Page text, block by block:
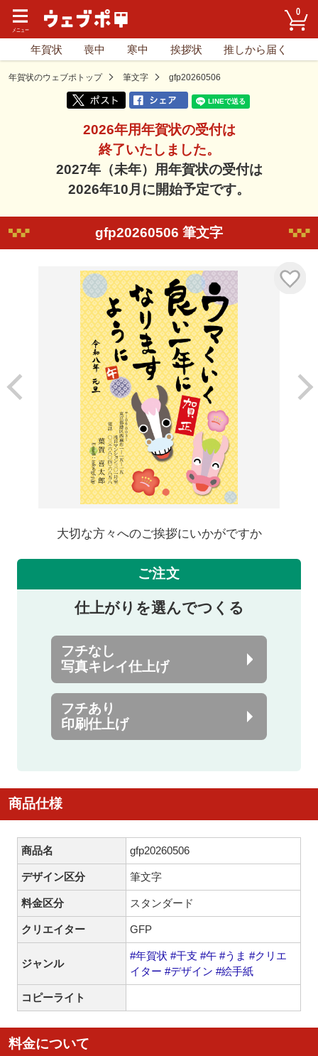
0
年賀状 喪中 寒中 挨拶状 推しから届く
年賀状のウェブポトップ 筆文字 gfp20260506
2026年用年賀状の受付は
終了いたしました。
2027年（未年）用年賀状の受付は
2026年10月に開始予定です。
gfp20260506 筆文字
大切な方々へのご挨拶にいかがですか
ご注文
仕上がりを選んでつくる
フチなし
写真キレイ仕上げ
フチあり
印刷仕上げ
商品仕様
商品名 gfp20260506
デザイン区分 筆文字
料金区分 スタンダード
クリエイター GFP
ジャンル
#年賀状 #干支 #午 #うま #クリエ
イター #デザイン #絵手紙
コピーライト
料金について